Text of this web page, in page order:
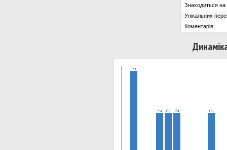
Знаходиться на
Унікальних
Коментарів: